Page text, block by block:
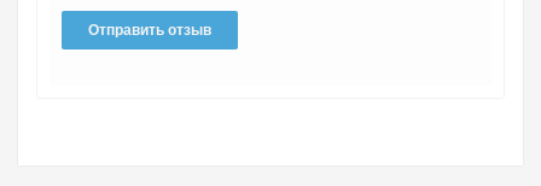
Отправить отзыв